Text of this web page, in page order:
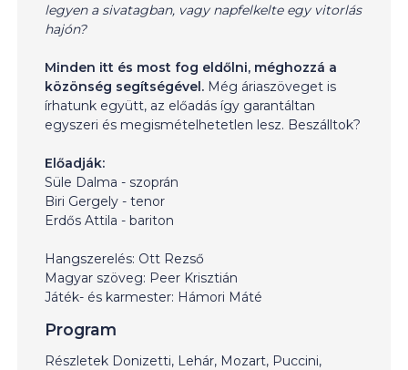
legyen a sivatagban, vagy napfelkelte egy vitorlás
hajón?
Minden itt és most fog eldőlni, méghozzá a
közönség segítségével. Még áriaszöveget is
írhatunk együtt, az előadás így garantáltan
egyszeri és megismételhetetlen lesz. Beszálltok?
Előadják:
Süle Dalma - szoprán
Biri Gergely - tenor
Erdős Attila - bariton
Hangszerelés: Ott Rezső
Magyar szöveg: Peer Krisztián
Játék- és karmester: Hámori Máté
Program
Részletek Donizetti, Lehár, Mozart, Puccini,